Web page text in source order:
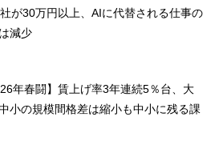
が30万円以上、AIに代替される仕事の
減少
年春闘】賃上げ率3年連続5％台、大
小の規模間格差は縮小も中小に残る課